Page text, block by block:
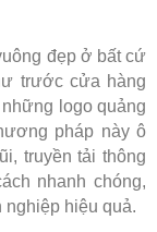
đẹp ở bất cứ
trước cửa hàng
logo quảng
pháp này ô
truyền tải thông
nhanh chóng,
nghiệp hiệu quả.